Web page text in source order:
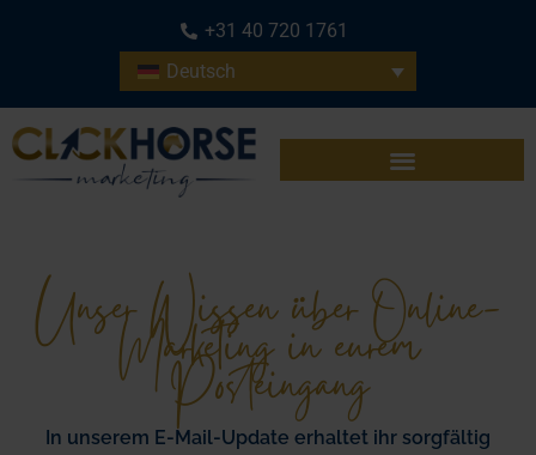
+31 40 720 1761
Deutsch
Unser Wissen über Online-
Marketing in eurem
Posteingang
In unserem E-Mail-Update erhaltet ihr sorgfältig